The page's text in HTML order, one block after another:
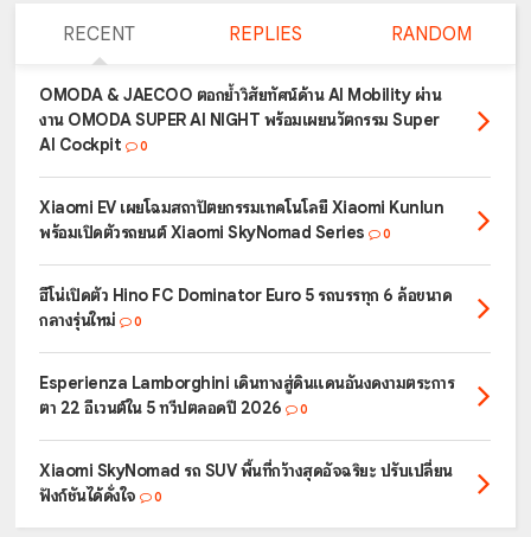
RECENT REPLIES RANDOM
OMODA & JAECOO ตอกย้ำวิสัยทัศน์ด้าน AI Mobility ผ่าน
งาน OMODA SUPER AI NIGHT พร้อมเผยนวัตกรรม Super
AI Cockpit
0
Xiaomi EV เผยโฉมสถาปัตยกรรมเทคโนโลยี Xiaomi Kunlun
พร้อมเปิดตัวรถยนต์ Xiaomi SkyNomad Series
0
ฮีโน่เปิดตัว Hino FC Dominator Euro 5 รถบรรทุก 6 ล้อขนาด
กลางรุ่นใหม่
0
Esperienza Lamborghini เดินทางสู่ดินแดนอันงดงามตระการ
ตา 22 อีเวนต์ใน 5 ทวีปตลอดปี 2026
0
Xiaomi SkyNomad รถ SUV พื้นที่กว้างสุดอัจฉริยะ ปรับเปลี่ยน
ฟังก์ชันได้ดั่งใจ
0